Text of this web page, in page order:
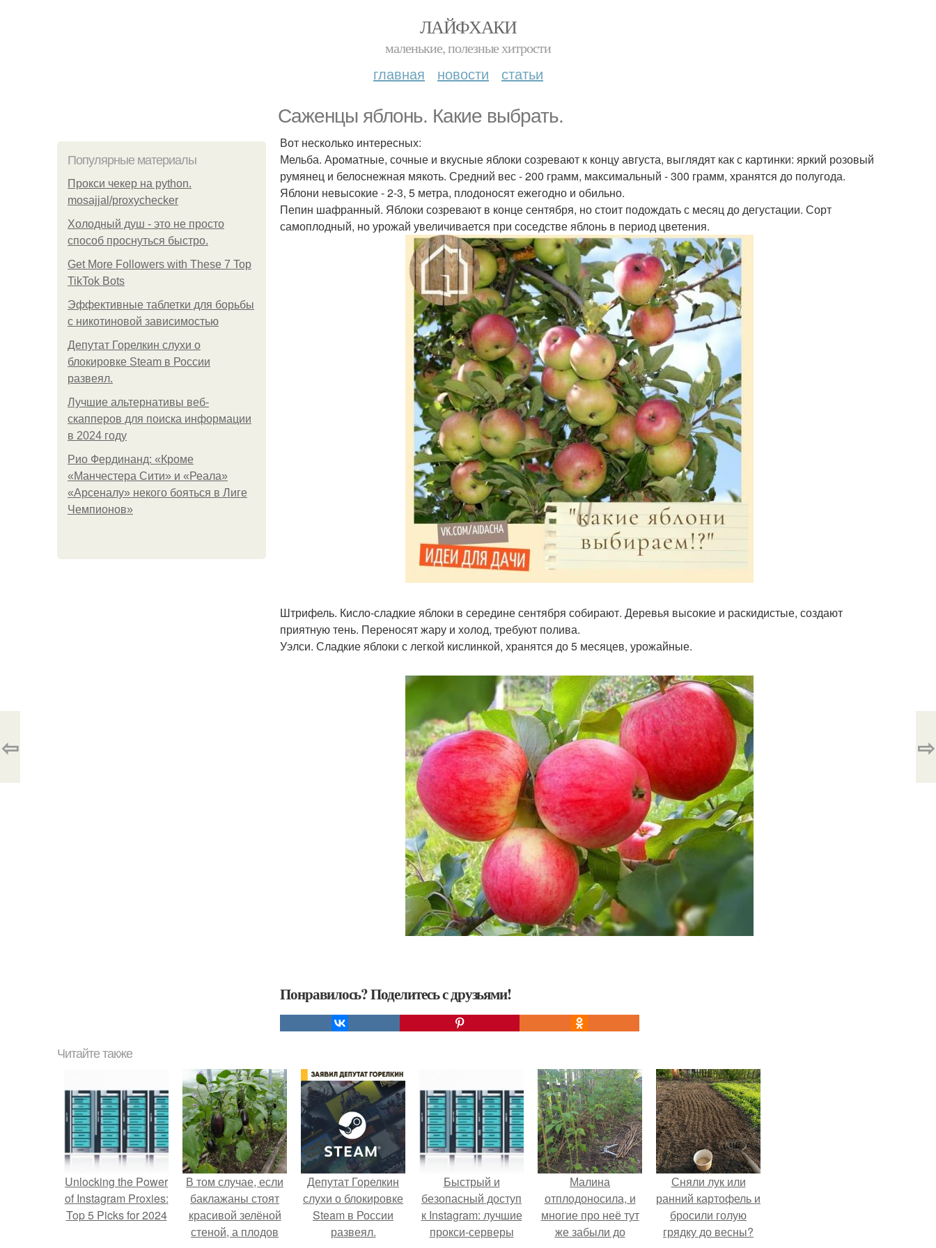
ЛАЙФХАКИ
маленькие, полезные хитрости
главная новости статьи
Саженцы яблонь. Какие выбрать.
Популярные материалы
Прокси чекер на python.
mosajjal/proxychecker
Холодный душ - это не просто
способ проснуться быстро.
Get More Followers with These 7 Top
TikTok Bots
Эффективные таблетки для борьбы
с никотиновой зависимостью
Депутат Горелкин слухи о
блокировке Steam в России
развеял.
Лучшие альтернативы веб-
скапперов для поиска информации
в 2024 году
Рио Фердинанд: «Кроме
«Манчестера Сити» и «Реала»
«Арсеналу» некого бояться в Лиге
Чемпионов»
Вот несколько интересных:
Мельба. Ароматные, сочные и вкусные яблоки созревают к концу августа, выглядят как с картинки: яркий розовый
румянец и белоснежная мякоть. Средний вес - 200 грамм, максимальный - 300 грамм, хранятся до полугода.
Яблони невысокие - 2-3, 5 метра, плодоносят ежегодно и обильно.
Пепин шафранный. Яблоки созревают в конце сентября, но стоит подождать с месяц до дегустации. Сорт
самоплодный, но урожай увеличивается при соседстве яблонь в период цветения.
Штрифель. Кисло-сладкие яблоки в середине сентября собирают. Деревья высокие и раскидистые, создают
приятную тень. Переносят жару и холод, требуют полива.
Уэлси. Сладкие яблоки с легкой кислинкой, хранятся до 5 месяцев, урожайные.
Понравилось? Поделитесь с друзьями!
⇦ ⇨
Читайте также
Unlocking the Power
of Instagram Proxies:
Top 5 Picks for 2024
В том случае, если
баклажаны стоят
красивой зелёной
стеной, а плодов
Депутат Горелкин
слухи о блокировке
Steam в России
развеял.
Быстрый и
безопасный доступ
к Instagram: лучшие
прокси-серверы
Малина
отплодоносила, и
многие про неё тут
же забыли до
Сняли лук или
ранний картофель и
бросили голую
грядку до весны?